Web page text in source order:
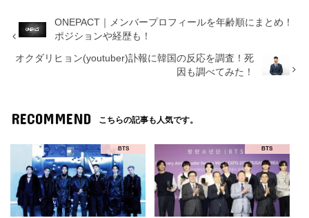
ONEPACT｜メンバープロフィールを年齢順にまとめ！
ポジションや経歴も！
オクダリヒョン(youtuber)訃報に韓国の反応を調査！死
因も調べてみた！
RECOMMEND こちらの記事も人気です。
BTS BTS